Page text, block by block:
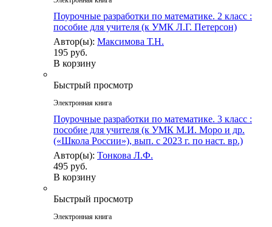
Поурочные разработки по математике. 2 класс :
пособие для учителя (к УМК Л.Г. Петерсон)
Автор(ы): Максимова Т.Н.
195 руб.
В корзину
Быстрый просмотр
Электронная книга
Поурочные разработки по математике. 3 класс :
пособие для учителя (к УМК М.И. Моро и др.
(«Школа России»), вып. с 2023 г. по наст. вр.)
Автор(ы): Тонкова Л.Ф.
495 руб.
В корзину
Быстрый просмотр
Электронная книга